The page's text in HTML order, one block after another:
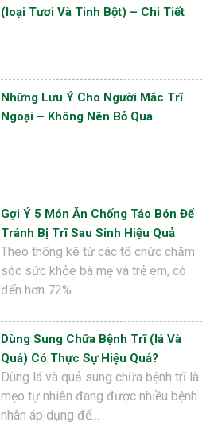
(loại Tươi Và Tinh Bột) – Chi Tiết
Những Lưu Ý Cho Người Mắc Trĩ
Ngoại – Không Nên Bỏ Qua
Gợi Ý 5 Món Ăn Chống Táo Bón Để
Tránh Bị Trĩ Sau Sinh Hiệu Quả
Theo thống kê từ các tổ chức chăm
sóc sức khỏe bà mẹ và trẻ em, có
đến hơn 72%…
Dùng Sung Chữa Bệnh Trĩ (lá Và
Quả) Có Thực Sự Hiệu Quả?
Dùng lá và quả sung chữa bệnh trĩ là
mẹo tự nhiên đang được nhiều bệnh
nhân áp dụng để…